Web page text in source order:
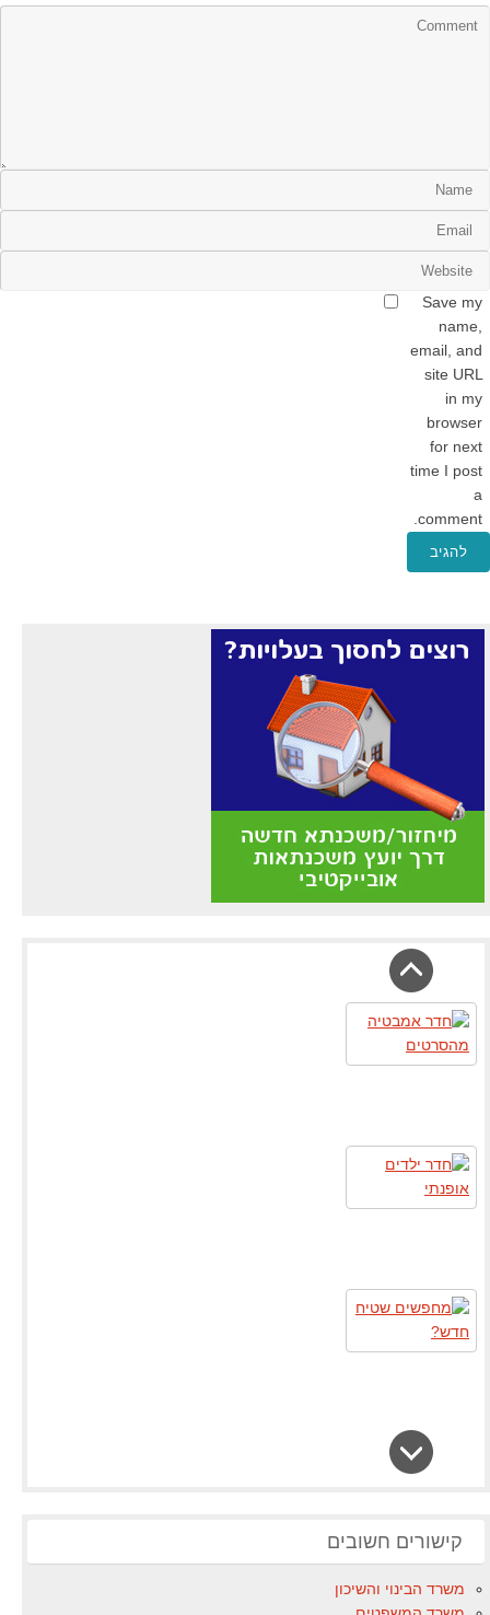
Save my
name,
email, and
site URL
in my
browser
for next
time I post
a
comment.
קישורים חשובים
משרד הבינוי והשיכון